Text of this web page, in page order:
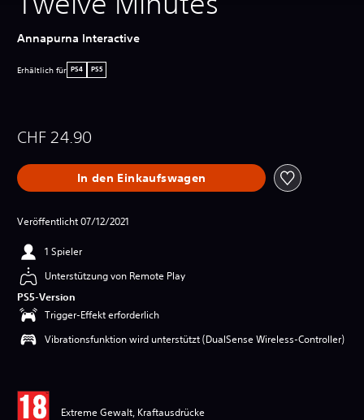
Annapurna Interactive
Erhältlich für PS4 PS5
CHF 24.90
In den Einkaufswagen
Veröffentlicht 07/12/2021
1 Spieler
Unterstützung von Remote Play
PS5-Version
Trigger-Effekt erforderlich
Vibrationsfunktion wird unterstützt (DualSense Wireless-Controller)
Extreme Gewalt, Kraftausdrücke